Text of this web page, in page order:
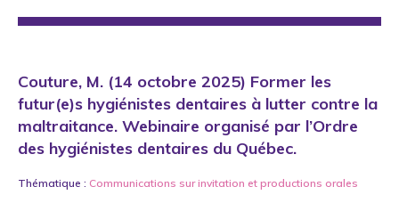
Couture, M. (14 octobre 2025) Former les
futur(e)s hygiénistes dentaires à lutter contre la
maltraitance. Webinaire organisé par l’Ordre
des hygiénistes dentaires du Québec.
Thématique : Communications sur invitation et productions orales